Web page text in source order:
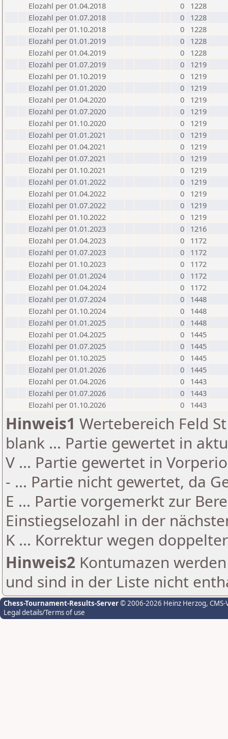
Elozahl per 01.04.2018
0
1228
Elozahl per 01.07.2018
0
1228
Elozahl per 01.10.2018
0
1228
Elozahl per 01.01.2019
0
1228
Elozahl per 01.04.2019
0
1228
Elozahl per 01.07.2019
0
1219
Elozahl per 01.10.2019
0
1219
Elozahl per 01.01.2020
0
1219
Elozahl per 01.04.2020
0
1219
Elozahl per 01.07.2020
0
1219
Elozahl per 01.10.2020
0
1219
Elozahl per 01.01.2021
0
1219
Elozahl per 01.04.2021
0
1219
Elozahl per 01.07.2021
0
1219
Elozahl per 01.10.2021
0
1219
Elozahl per 01.01.2022
0
1219
Elozahl per 01.04.2022
0
1219
Elozahl per 01.07.2022
0
1219
Elozahl per 01.10.2022
0
1219
Elozahl per 01.01.2023
0
1216
Elozahl per 01.04.2023
0
1172
Elozahl per 01.07.2023
0
1172
Elozahl per 01.10.2023
0
1172
Elozahl per 01.01.2024
0
1172
Elozahl per 01.04.2024
0
1172
Elozahl per 01.07.2024
0
1448
Elozahl per 01.10.2024
0
1448
Elozahl per 01.01.2025
0
1448
Elozahl per 01.04.2025
0
1445
Elozahl per 01.07.2025
0
1445
Elozahl per 01.10.2025
0
1445
Elozahl per 01.01.2026
0
1445
Elozahl per 01.04.2026
0
1443
Elozahl per 01.07.2026
0
1443
Elozahl per 01.10.2026
0 1443
Hinweis1 Wertebereich Feld
blank ... Partie gewertet in
V ... Partie gewertet in
- ... Partie nicht gewertet, da
E ... Partie vorgemerkt zur
Einstiegselozahl in der
K ... Korrektur wegen
Hinweis2 Kontumazen
und sind in der Liste nicht
Chess-Tournament-Results-Server© 2006-2026 Heinz Herzog,
Legal details/Terms of use